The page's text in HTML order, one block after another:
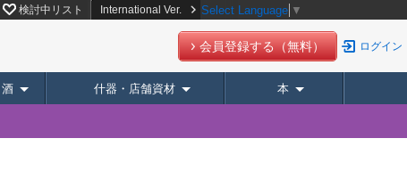
検討中リスト International Ver. Select Language ▼
会員登録する（無料） ログイン
什器・店舗資材 本